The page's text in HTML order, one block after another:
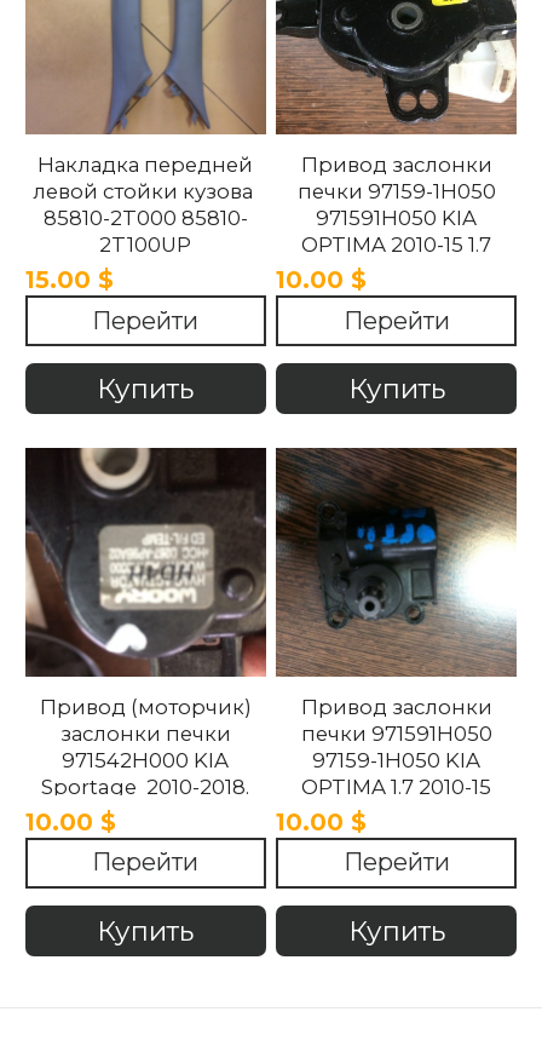
Накладка передней
левой стойки кузова
85810-2T000 85810-
2T100UP
858102T100UP
858102T000 Kia
Optima 2010 -2015.
15.00 $
Перейти
Купить
Привод заслонки
печки 97159-1H050
971591H050 KIA
OPTIMA 2010-15 1.7
10.00 $
Перейти
Купить
Привод (моторчик)
заслонки печки
971542H000 KIA
Sportage 2010-2018.
10.00 $
Перейти
Купить
Привод заслонки
печки 971591H050
97159-1H050 KIA
OPTIMA 1.7 2010-15
10.00 $
Перейти
Купить